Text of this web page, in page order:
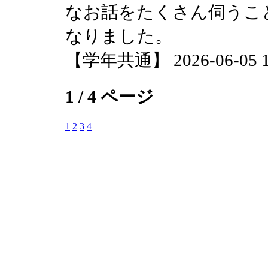
なお話をたくさん伺う
なりました。
【学年共通】 2026-06-05
1 / 4 ページ
1 2 3 4